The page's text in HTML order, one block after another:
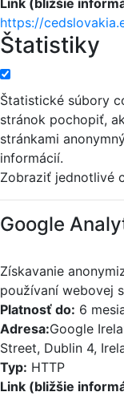
Link (bližšie
https://
Štatistiky
Štatistické súbory
stránok pochopiť,
stránkami
informácií.
Zobraziť jednotlivé
Google
Získavanie
používaní webovej
Platnosť do: 6
Adresa:Google
Street, Dublin 4,
Typ: HTTP
Link (bližšie